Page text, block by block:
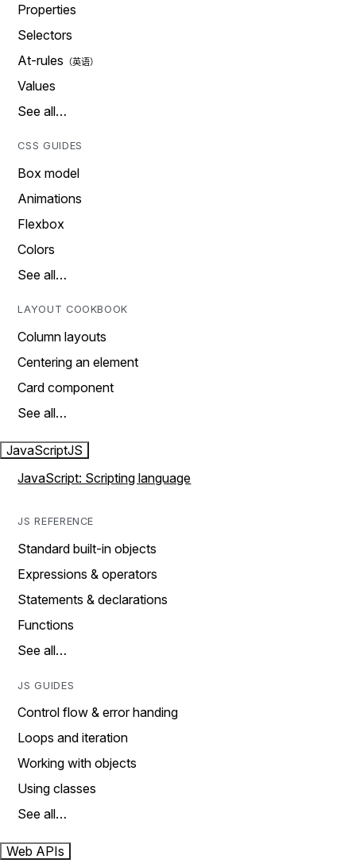
Properties
Selectors
At-rules
Values
See all…
CSS GUIDES
Box model
Animations
Flexbox
Colors
See all…
LAYOUT COOKBOOK
Column layouts
Centering an element
Card component
See all…
JavaScriptJS
JavaScript: Scripting language
JS REFERENCE
Standard built-in objects
Expressions & operators
Statements & declarations
Functions
See all…
JS GUIDES
Control flow & error handing
Loops and iteration
Working with objects
Using classes
See all…
Web APIs